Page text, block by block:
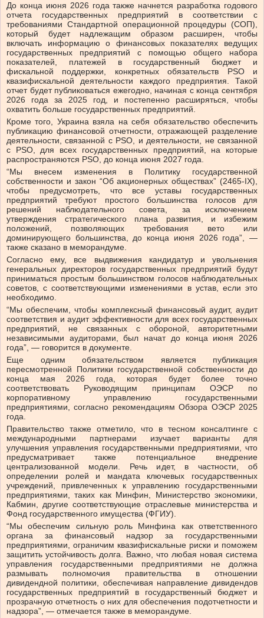
До конца июня 2026 года также начнется разработка годового
отчета государственных предприятий в соответствии с
требованиями Стандартной операционной процедуры (СОП),
который будет надлежащим образом расширен, чтобы
включать информацию о финансовых показателях ведущих
государственных предприятий с помощью общего набора
показателей, платежей в государственный бюджет и
фискальной поддержки, конкретных обязательств PSO и
квазифискальной деятельности каждого предприятия. Такой
отчет будет публиковаться ежегодно, начиная с конца сентября
2026 года за 2025 год, и постепенно расширяться, чтобы
охватить больше государственных предприятий.
Кроме того, Украина взяла на себя обязательство обеспечить
публикацию финансовой отчетности, отражающей разделение
деятельности, связанной с PSO, и деятельности, не связанной
с PSO, для всех государственных предприятий, на которые
распространяются PSO, до конца июня 2027 года.
“Мы внесем изменения в Политику государственной
собственности и закон “Об акционерных обществах” (2465-IX),
чтобы предусмотреть, что все уставы государственных
предприятий требуют простого большинства голосов для
решений наблюдательного совета, за исключением
утверждения стратегического плана развития, и избежим
положений, позволяющих требования вето или
доминирующего большинства, до конца июня 2026 года”, —
также сказано в меморандуме.
Согласно ему, все выдвижения кандидатур и увольнения
генеральных директоров государственных предприятий будут
приниматься простым большинством голосов наблюдательных
советов, с соответствующими изменениями в устав, если это
необходимо.
“Мы обеспечим, чтобы комплексный финансовый аудит, аудит
соответствия и аудит эффективности для всех государственных
предприятий, не связанных с обороной, авторитетными
независимыми аудиторами, был начат до конца июня 2026
года”, — говорится в документе.
Еще одним обязательством является публикация
пересмотренной Политики государственной собственности до
конца мая 2026 года, которая будет более точно
соответствовать Руководящим принципам ОЭСР по
корпоративному управлению государственными
предприятиями, согласно рекомендациям Обзора ОЭСР 2025
года.
Правительство также отметило, что в тесном консалтинге с
международными партнерами изучает варианты для
улучшения управления государственными предприятиями, что
предусматривает также потенциальное внедрение
централизованной модели. Речь идет, в частности, об
определении ролей и мандата ключевых государственных
учреждений, привлеченных к управлению государственными
предприятиями, таких как Минфин, Министерство экономики,
Кабмин, другие соответствующие отраслевые министерства и
Фонд государственного имущества (ФГИУ).
“Мы обеспечим сильную роль Минфина как ответственного
органа за финансовый надзор за государственными
предприятиями, ограничим квазифискальные риски и поможем
защитить устойчивость долга. Важно, что любая новая система
управления государственными предприятиями не должна
размывать полномочия правительства в отношении
дивидендной политики, обеспечивая направление дивидендов
государственных предприятий в государственный бюджет и
прозрачную отчетность о них для обеспечения подотчетности и
надзора”, — отмечается также в меморандуме.